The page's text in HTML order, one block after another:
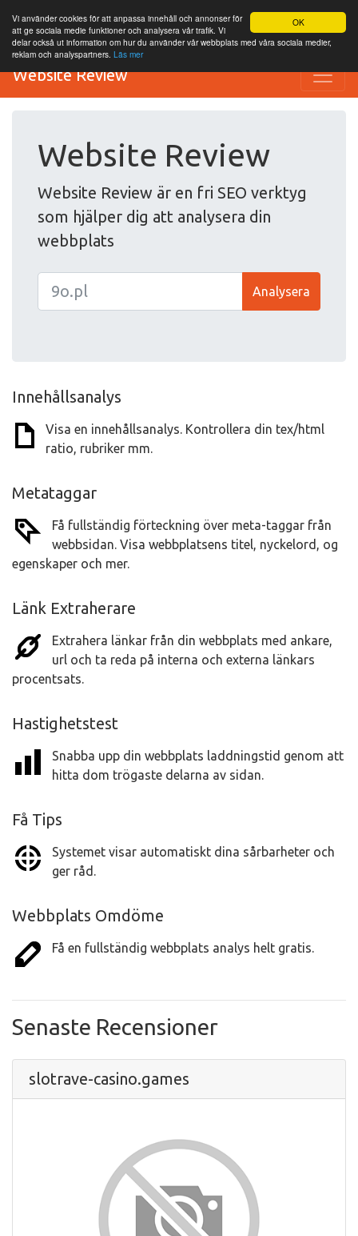
OK
Vi använder cookies för att anpassa innehåll och annonser för
att ge sociala medie funktioner och analysera vår trafik. Vi
delar också ut information om hur du använder vår webbplats med våra sociala medier,
reklam och analyspartners. Läs mer
Website Review
Website Review
Website Review är en fri SEO verktyg
som hjälper dig att analysera din
webbplats
Analysera
Innehållsanalys
Visa en innehållsanalys. Kontrollera din tex/html
ratio, rubriker mm.
Metataggar
Få fullständig förteckning över meta-taggar från
webbsidan. Visa webbplatsens titel, nyckelord, og
egenskaper och mer.
Länk Extraherare
Extrahera länkar från din webbplats med ankare,
url och ta reda på interna och externa länkars
procentsats.
Hastighetstest
Snabba upp din webbplats laddningstid genom att
hitta dom trögaste delarna av sidan.
Få Tips
Systemet visar automatiskt dina sårbarheter och
ger råd.
Webbplats Omdöme
Få en fullständig webbplats analys helt gratis.
Senaste Recensioner
slotrave-casino.games